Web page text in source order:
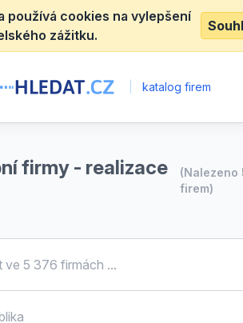
používá cookies na vylepšení
zážitku.
katalog firem
firmy - realizace
(Nalezeno
firem)